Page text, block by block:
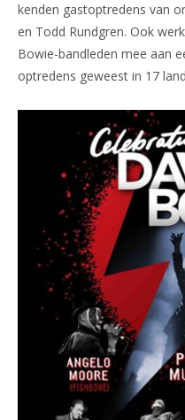
kenden gastoptredens van
en Todd Rundgren. Ook
Bowie-bandleden mee aan
optredens geweest in 17